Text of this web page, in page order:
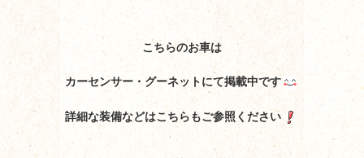
こちらのお車は
カーセンサー・グーネットにて掲載中です
詳細な装備などはこちらもご参照ください